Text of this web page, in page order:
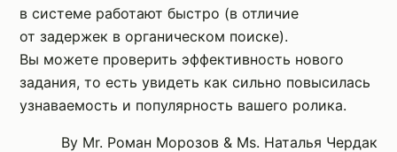
в системе работают быстро (в отличие
от задержек в органическом поиске).
Вы можете проверить эффективность нового
задания, то есть увидеть как сильно повысилась
узнаваемость и популярность вашего ролика.
By Mr. Роман Морозов & Ms. Наталья Чердак